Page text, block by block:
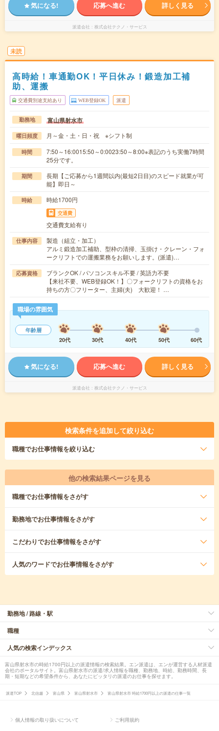
気になる! 応募へ進む 詳しく見る
派遣会社 株式会社テクノ・サービス
未読
高時給！車通勤OK！平日休み！鍛造加工補
助、運搬
交通費別途支給あり WEB登録OK 派遣
勤務地 富山県射水市
曜日頻度 月～金・土・日・祝 ※シフト制
時間
7:50～16:0015:50～0:0023:50～8:00※表記のうち実働7時間
25分です。
期間
長期【ご応募から1週間以内(最短2日目)のスピード就業が可
能】即日～
時給 時給1700円
交通費
交通費支給有り
仕事内容
製造（組立・加工）
アルミ鍛造加工補助、型枠の清掃、玉掛け・クレーン・フォ
ークリフトでの運搬業務をお願いします。(派遣)…
応募資格
ブランクOK / パソコンスキル不要 / 英語力不要
【来社不要、WEB登録OK！】〇フォークリフトの資格をお
持ちの方〇フリーター、主婦(夫) 大歓迎！ …
職場の雰囲気
年齢層
20代
30代 40代 50代 60代
気になる! 応募へ進む 詳しく見る
派遣会社 株式会社テクノ・サービス
検索条件を追加して絞り込む
職種でお仕事情報を絞り込む
他の検索結果ページを見る
職種でお仕事情報をさがす
勤務地でお仕事情報をさがす
こだわりでお仕事情報をさがす
人気のワードでお仕事情報をさがす
勤務地 / 路線・駅
職種
人気の検索インデックス
富山県射水市の時給1700円以上の派遣情報の検索結果。エン派遣は、エンが運営する人材派遣
会社のポータルサイト。富山県射水市の派遣/求人情報を職種、勤務地、時給、勤務時間、長
期・短期などの希望条件から、あなたにピッタリの派遣のお仕事を探せます。
派遣TOP 北信越 富山県 富山県射水市 富山県射水市 時給1700円以上の派遣の仕事一覧
個人情報の取り扱いについて ご利用規約